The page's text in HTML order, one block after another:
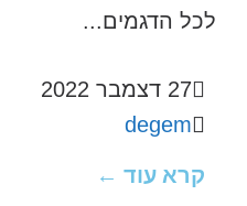
לכל הדגמים...
27 דצמבר 2022
degem
קרא עוד ←